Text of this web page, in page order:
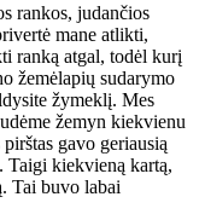
rankos, judančios
mane atlikti,
ranką atgal, todėl kurį
žemėlapių sudarymo
žymeklį. Mes
žemyn kiekvienu
gavo geriausią
Taigi kiekvieną kartą,
Tai buvo labai